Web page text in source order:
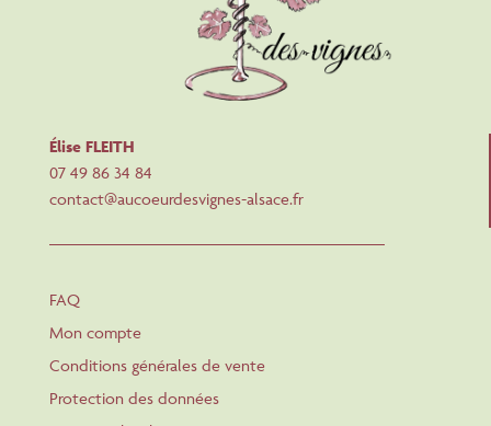
Élise FLEITH
07 49 86 34 84
contact@aucoeurdesvignes-alsace.fr
FAQ
Mon compte
Conditions générales de vente
Protection des données